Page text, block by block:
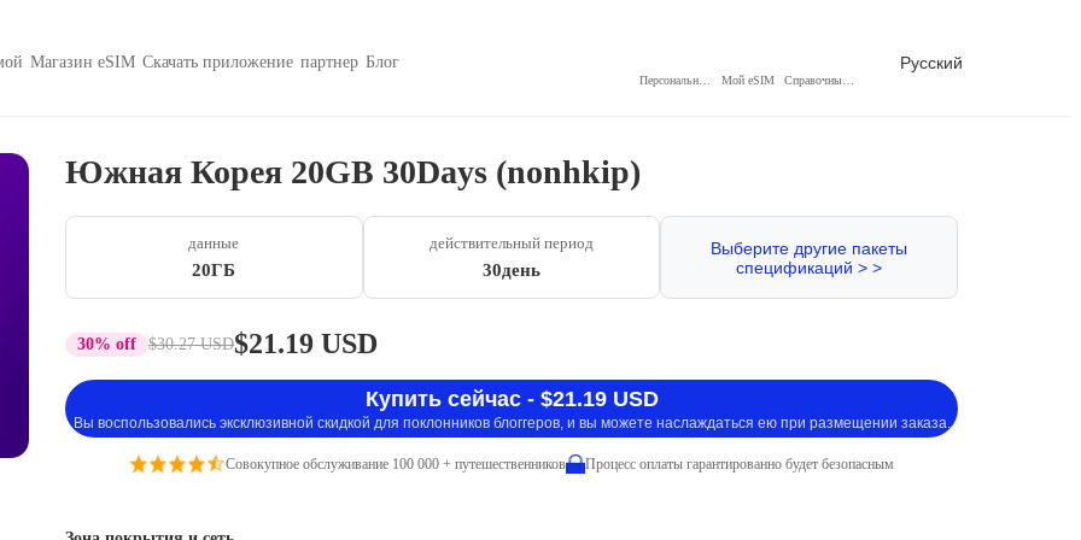
Магазин eSIM Скачать приложение партнер Блог
Мой eSIM
Русский
Южная Корея 20GB 30Days (nonhkip)
данные
20ГБ
действительный период
30день
Выберите другие пакеты
спецификаций > >
30% off $30.27 USD$21.19 USD
Купить сейчас - $21.19 USD
Вы воспользовались эксклюзивной скидкой для поклонников блоггеров, и вы можете наслаждаться ею при размещении заказа.
Совокупное обслуживание 100 000 + путешественников Процесс оплаты гарантированно будет безопасным